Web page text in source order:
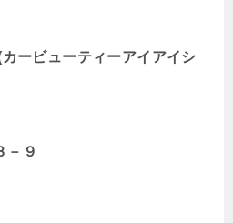
ービューティーアイアイシ
－９